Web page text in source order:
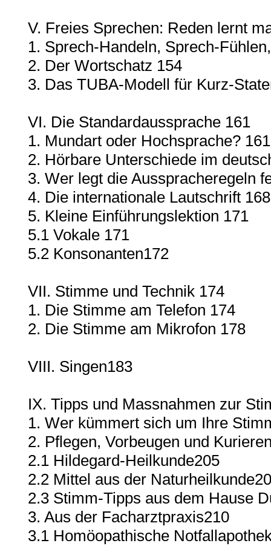
V. Freies Sprechen: Reden lernt
1. Sprech-Handeln, Sprech-
2. Der Wortschatz 154
3. Das TUBA-Modell für Kurz-
VI. Die Standardaussprache 161
1. Mundart oder Hochsprache? 161
2. Hörbare Unterschiede im
3. Wer legt die Ausspracheregeln
4. Die internationale Lautschrift 168
5. Kleine Einführungslektion 171
5.1 Vokale 171
5.2 Konsonanten172
VII. Stimme und Technik 174
1. Die Stimme am Telefon 174
2. Die Stimme am Mikrofon 178
VIII. Singen183
IX. Tipps und Massnahmen zur
1. Wer kümmert sich um Ihre
2. Pflegen, Vorbeugen und
2.1 Hildegard-Heilkunde205
2.2 Mittel aus der
2.3 Stimm-Tipps aus dem Hause
3. Aus der Facharztpraxis210
3.1 Homöopathische